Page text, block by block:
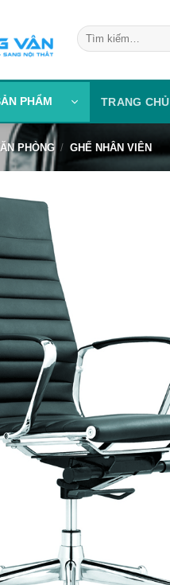
Tìm
kiếm:
PHẨM TRANG CHỦ
PHÒNG / GHẾ NHÂN VIÊN